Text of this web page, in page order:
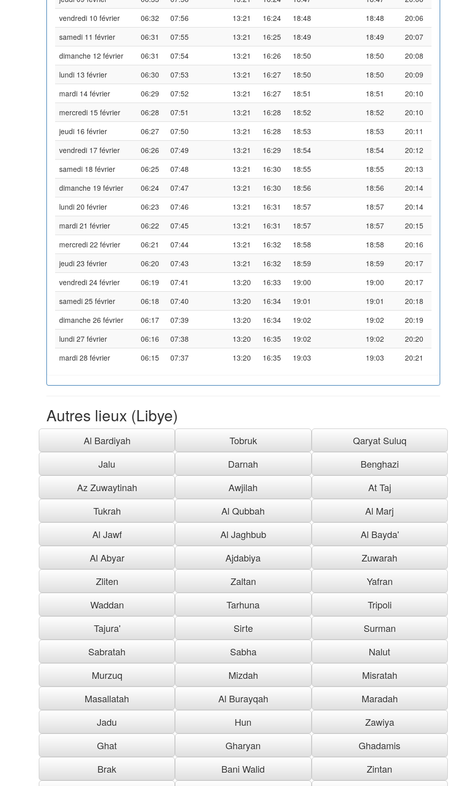
vendredi 10 février
06:32 07:56 13:21 16:24 18:48 18:48
20:06
samedi 11 février
06:31 07:55 13:21 16:25 18:49 18:49
20:07
dimanche 12 février
06:31 07:54 13:21 16:26 18:50 18:50
20:08
lundi 13 février
06:30 07:53 13:21 16:27 18:50 18:50
20:09
mardi 14 février
06:29 07:52 13:21 16:27 18:51 18:51
20:10
mercredi 15 février
06:28 07:51 13:21 16:28 18:52 18:52
20:10
jeudi 16 février
06:27 07:50 13:21 16:28 18:53 18:53
20:11
vendredi 17 février
06:26 07:49 13:21 16:29 18:54 18:54
20:12
samedi 18 février
06:25 07:48 13:21 16:30 18:55 18:55
20:13
dimanche 19 février
06:24 07:47 13:21 16:30 18:56 18:56
20:14
lundi 20 février
06:23 07:46 13:21 16:31 18:57 18:57
20:14
mardi 21 février
06:22 07:45 13:21 16:31 18:57 18:57
20:15
mercredi 22 février
06:21 07:44 13:21 16:32 18:58 18:58
20:16
jeudi 23 février
06:20 07:43 13:21 16:32 18:59 18:59
20:17
vendredi 24 février
06:19 07:41 13:20 16:33 19:00 19:00
20:17
samedi 25 février
06:18 07:40 13:20 16:34 19:01 19:01
20:18
dimanche 26 février
06:17 07:39 13:20 16:34 19:02 19:02
20:19
lundi 27 février
06:16 07:38 13:20 16:35 19:02 19:02
20:20
mardi 28 février
06:15 07:37 13:20 16:35 19:03 19:03 20:21
Autres lieux (Libye)
Al Bardiyah Tobruk
Qaryat Suluq
Jalu
Darnah
Benghazi
Az Zuwaytinah
Awjilah
At Taj
Tukrah
Al Qubbah
Al Marj
Al Jawf
Al Jaghbub
Al Bayda'
Al Abyar
Ajdabiya
Zuwarah
Zliten
Zaltan
Yafran
Waddan
Tarhuna
Tripoli
Tajura'
Sirte
Surman
Sabratah
Sabha
Nalut
Murzuq
Mizdah
Misratah
Masallatah
Al Burayqah
Maradah
Jadu
Hun
Zawiya
Ghat
Gharyan
Ghadamis
Brak
Bani Walid
Zintan